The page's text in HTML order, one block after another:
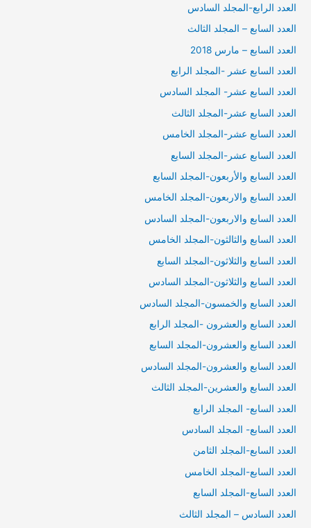
العدد الرابع-المجلد السادس
العدد السابع – المجلد الثالث
العدد السابع – مارس 2018
العدد السابع عشر -المجلد الرابع
العدد السابع عشر- المجلد السادس
العدد السابع عشر-المجلد الثالث
العدد السابع عشر-المجلد الخامس
العدد السابع عشر-المجلد السايع
العدد السابع والأربعون-المجلد السابع
العدد السابع والاربعون-المجلد الخامس
العدد السابع والاربعون-المجلد السادس
العدد السابع والثالثون-المجلد الخامس
العدد السابع والثلاثون-المجلد السابع
العدد السابع والثلاثون-المجلد السادس
العدد السابع والخمسون-المجلد السادس
العدد السابع والعشرون -المجلد الرابع
العدد السابع والعشرون-المجلد السابع
العدد السابع والعشرون-المجلد السادس
العدد السابع والعشرين-المجلد الثالث
العدد السابع- المجلد الرابع
العدد السابع- المجلد السادس
العدد السابع-المجلد الثامن
العدد السابع-المجلد الخامس
العدد السابع-المجلد السابع
العدد السادس – المجلد الثالث